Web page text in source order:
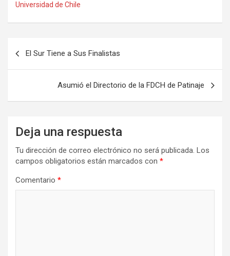
Universidad de Chile
El Sur Tiene a Sus Finalistas
Asumió el Directorio de la FDCH de Patinaje
Deja una respuesta
Tu dirección de correo electrónico no será publicada. Los
campos obligatorios están marcados con *
Comentario *